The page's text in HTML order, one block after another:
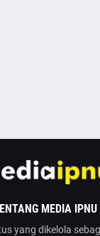
MEDIA IPNU
yang dikelola